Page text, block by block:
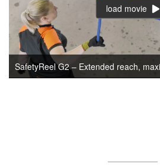
load movie
SafetyReel G2 – Extended reach,